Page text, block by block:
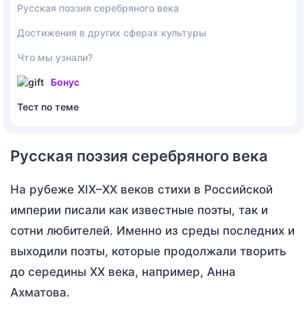
Русская поэзия серебряного века
Достижения в других сферах культуры
Что мы узнали?
Бонус
Тест по теме
Русская поэзия серебряного века
На рубеже XIX–XX веков стихи в Российской
империи писали как известные поэты, так и
сотни любителей. Именно из среды последних и
выходили поэты, которые продолжали творить
до середины XX века, например, Анна
Ахматова.